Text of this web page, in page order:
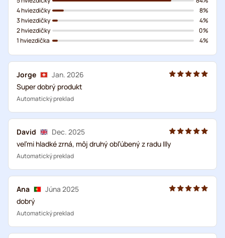
4 hviezdičky
3 hviezdičky
2 hviezdičky
1 hviezdička
8%
4%
0%
4%
Jorge
Jan. 2026
Super dobrý produkt
Automatický preklad
David
Dec. 2025
veľmi hladké zrná, môj druhý obľúbený z radu Illy
Automatický preklad
Ana
Júna 2025
dobrý
Automatický preklad